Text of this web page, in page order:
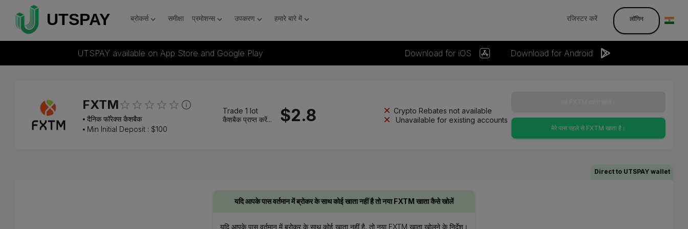
ब्रोकर्स समीक्षा प्रमोशन्स उपकरण हमारे बारे में रजिस्टर करें लॉगिन
UTSPAY available on App Store and Google Play Download for iOS Download for Android
FXTM
⦁ दैनिक फॉरेक्स कैशबैक
⦁ Min Initial Deposit : $100
Trade 1 lot
कैशबैक प्राप्त करें...
$2.8
Crypto Rebates not available
Unavailable for existing accounts
मेरे पास पहले से FXTM खाता है।
Direct to UTSPAY wallet
यदि आपके पास वर्तमान में ब्रोकर के साथ कोई खाता नहीं है तो नया FXTM खाता कैसे खोलें
यदि आपके पास वर्तमान में ब्रोकर के साथ कोई खाता नहीं है, तो नया FXTM खाता खोलने के निर्देश।